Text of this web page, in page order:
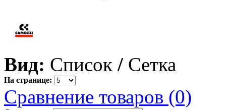
Вид: Список / Сетка
На странице:
Сравнение товаров (0)